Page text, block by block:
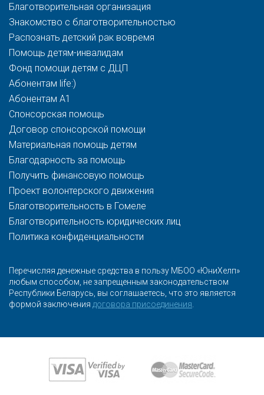
Благотворительная организация
Знакомство с благотворительностью
Распознать детский рак вовремя
Помощь детям-инвалидам
Фонд помощи детям с ДЦП
Абонентам life:)
Абонентам A1
Спонсорская помощь
Договор спонсорской помощи
Материальная помощь детям
Благодарность за помощь
Получить финансовую помощь
Проект волонтерского движения
Благотворительность в Гомеле
Благотворительность юридических лиц
Политика конфиденциальности
Перечисляя денежные средства в пользу МБОО «ЮниХелп»
любым способом, не запрещенным законодательством
Республики Беларусь, вы соглашаетесь, что это является
формой заключения договора присоединения